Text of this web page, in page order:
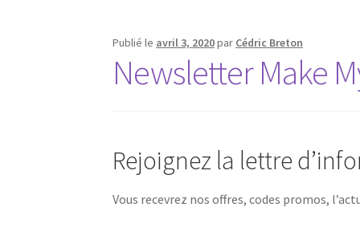
Publié le avril 3, 2020par Cédric Breton
Newsletter Make
Rejoignez la lettre
Vous recevrez nos offres, codes promos,